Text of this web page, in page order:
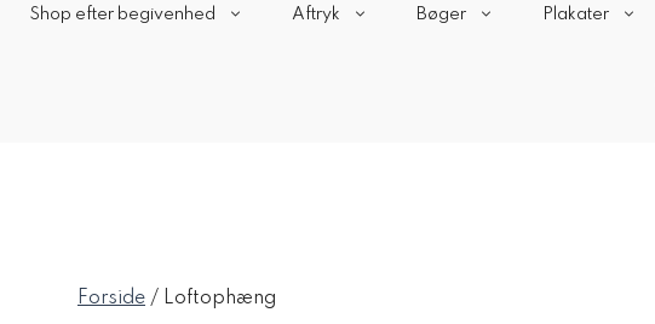
Shop efter begivenhed Aftryk Bøger Plakater
Forside / Loftophæng